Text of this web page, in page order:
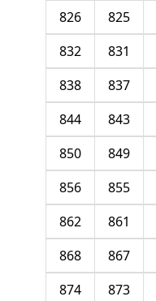
825
826
831
832
837
838
843
844
849
850
855
856
861
862
867
868
873
874